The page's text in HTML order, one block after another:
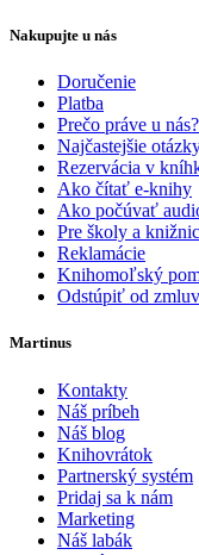
Nakupujte u nás
Doručenie
Platba
Prečo práve u nás?
Najčastejšie
Rezervácia v
Ako čítať e-knihy
Ako počúvať
Pre školy a
Reklamácie
Knihomoľský
Odstúpiť od
Martinus
Kontakty
Náš príbeh
Náš blog
Knihovrátok
Partnerský systém
Pridaj sa k nám
Marketing
Náš labák